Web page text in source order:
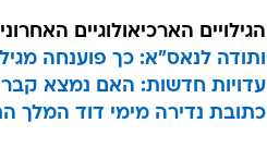
הגילויים הארכיאולוגיים
ותודה לנאס"א: כך פוענחה
עדויות חדשות: האם נמצא
כתובת נדירה מימי דוד המלך